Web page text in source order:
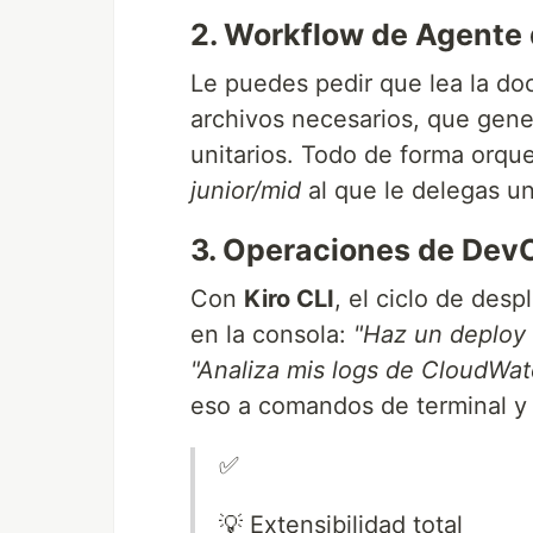
2. Workflow de Agente
Le puedes pedir que lea la
archivos necesarios, que
unitarios. Todo de forma
junior/mid al que le delegas
3. Operaciones de
Con Kiro CLI, el ciclo de
en la consola: "Haz un
"Analiza mis logs de
eso a comandos de terminal y
✅
💡 Extensibilidad total